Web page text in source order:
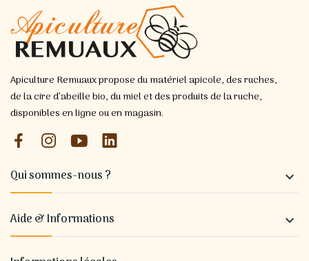
Apiculture Remuaux propose du matériel apicole, des ruches,
de la cire d’abeille bio, du miel et des produits de la ruche,
disponibles en ligne ou en magasin.
Qui sommes-nous ? 
Aide & Informations 